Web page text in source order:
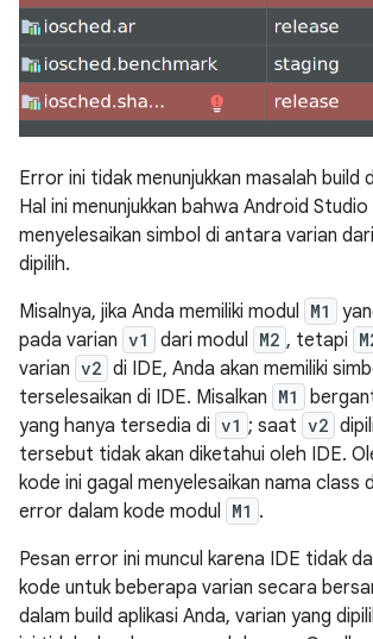
Error ini tidak menunjukkan masalah build
Hal ini menunjukkan bahwa Android
menyelesaikan simbol di antara varian
dipilih.
Misalnya, jika Anda memiliki modul
M1
pada varian v1 dari modul M2 , tetapi
varian v2 di IDE, Anda akan memiliki
terselesaikan di IDE. Misalkan M1
yang hanya tersedia di v1 ; saat v2
tersebut tidak akan diketahui oleh IDE.
kode ini gagal menyelesaikan nama class
error dalam kode modul
M1 .
Pesan error ini muncul karena IDE tidak
kode untuk beberapa varian secara
dalam build aplikasi Anda, varian yang